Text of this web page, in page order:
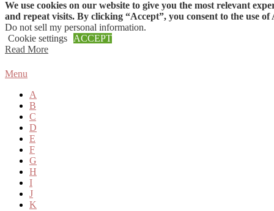
Skip to content
Menu
A
B
C
D
E
F
G
H
I
J
K
We use cookies on our website to give you the most relevant
and repeat visits. By clicking “Accept”, you consent to the use
Do not sell my personal information.
Cookie settings
ACCEPT
Read More